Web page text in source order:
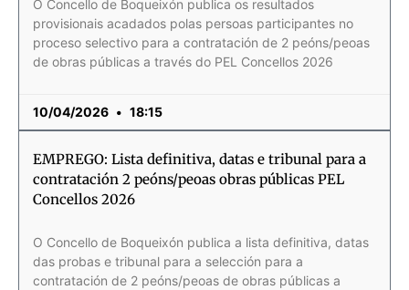
O Concello de Boqueixón publica os resultados
provisionais acadados polas persoas participantes no
proceso selectivo para a contratación de 2 peóns/peoas
de obras públicas a través do PEL Concellos 2026
10/04/2026 18:15
EMPREGO: Lista definitiva, datas e tribunal para a
contratación 2 peóns/peoas obras públicas PEL
Concellos 2026
O Concello de Boqueixón publica a lista definitiva, datas
das probas e tribunal para a selección para a
contratación de 2 peóns/peoas de obras públicas a